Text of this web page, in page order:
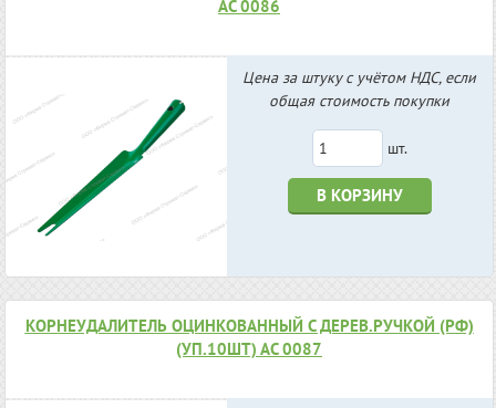
АС 0086
Цена за штуку с учётом НДС, если
общая стоимость покупки
шт.
В КОРЗИНУ
КОРНЕУДАЛИТЕЛЬ ОЦИНКОВАННЫЙ С ДЕРЕВ.РУЧКОЙ (РФ)
(УП.10ШТ) АС 0087